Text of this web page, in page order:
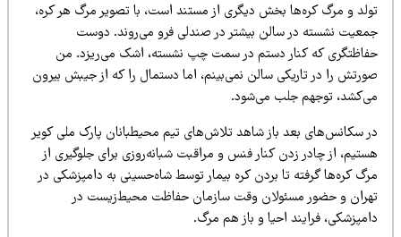
و مرگ کره‌ها بخش دیگری از مستند است، با تصویر مرگ هر کره،
نشسته در سالن بیشتر در صندلی فرو می‌روند. دوست
که کنار دستم در سمت چپ نشسته، اشک‌ می‌ریزد. من
را در تاریکی سالن نمی‌بینم، اما دستمال را که از جیبش بیرون
توجهم جلب می‌شود.
سکانس‌های بعد باز شاهد تلاش‌های تیم محیطبانان پارک ملی کویر
از چادر زدن کنار فنس و مراقبت شبانه‌روزی برای جلوگیری از
کره‌ها گرفته تا بردن کره بیمار توسط شاه‌حسینی به دامپزشکی در
و حضور مسئولان وقت سازمان حفاظت محیط‌زیست در
فرایند احیا و باز هم مرگ.